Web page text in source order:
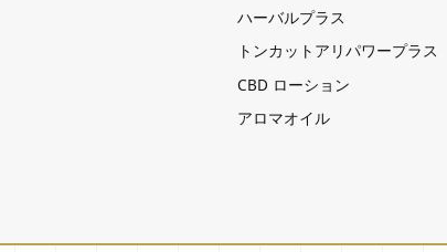
ハーバルプラス
トンカットアリパワープラス
CBD ローション
アロマオイル